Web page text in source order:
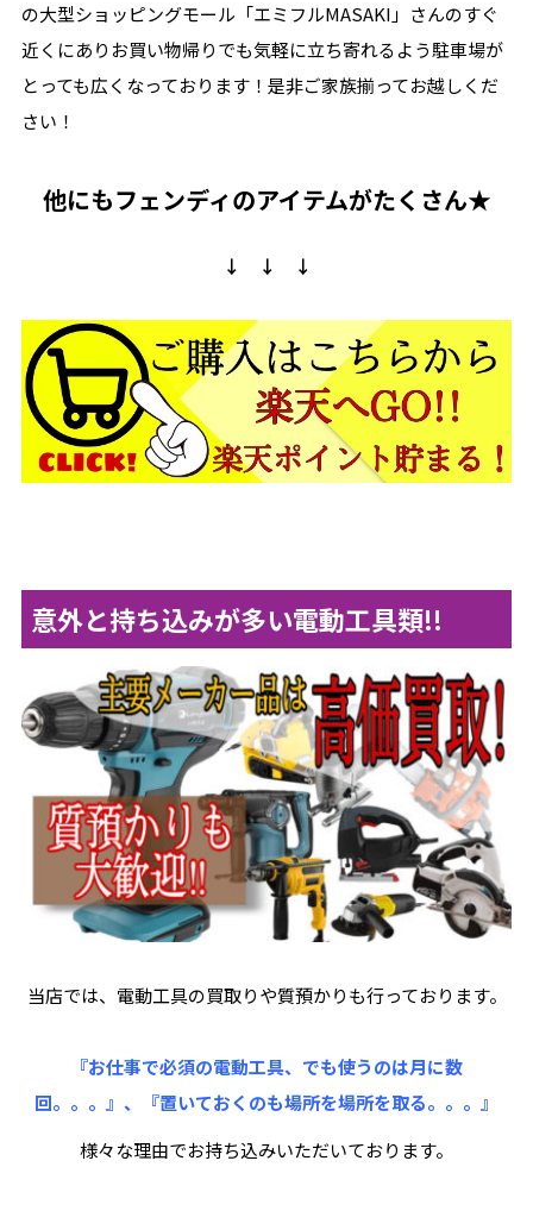
の大型ショッピングモール「エミフルMASAKI」さんのすぐ
近くにありお買い物帰りでも気軽に立ち寄れるよう駐車場が
とっても広くなっております！是非ご家族揃ってお越しくだ
さい！
他にもフェンディのアイテムがたくさん★
↓ ↓ ↓
意外と持ち込みが多い電動工具類!!
当店では、電動工具の買取りや質預かりも行っております。
『お仕事で必須の電動工具、でも使うのは月に数
回。。。』、『置いておくのも場所を場所を取る。。。』
様々な理由でお持ち込みいただいております。